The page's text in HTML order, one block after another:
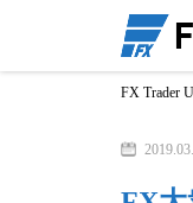
FX Trader